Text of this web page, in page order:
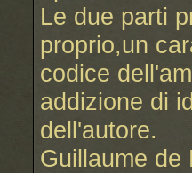
Le due parti
proprio,un
codice
addizione di
dell'autore.
Guillaume de